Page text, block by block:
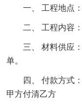
一、 工程地点：
二、 工程内容
三、 材料供应
单。
四、 付款方式
甲方付清乙方